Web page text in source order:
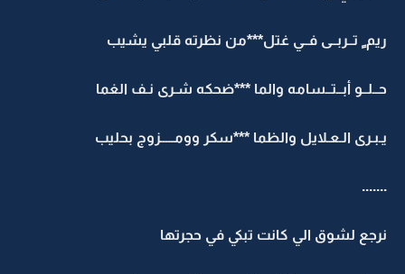
ريم ٍ تــربــى فــي غتل***من نظرته قلبي يشيب
حــلــو أبــتــسامه والما ***ضحكه شـرى نـف الغما
يـبـرى الـعـلايل والظما ***سكر وومـــــزوج بحليب
.......
نرجع لشوق الي كانت تبكي في حجرتها